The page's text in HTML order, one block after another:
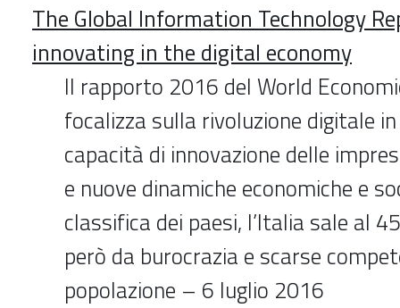
The Global Information Technology
innovating in the digital economy
Il rapporto 2016 del World
focalizza sulla rivoluzione digitale
capacità di innovazione delle
e nuove dinamiche economiche e
classifica dei paesi, l’Italia sale al
però da burocrazia e scarse
popolazione – 6 luglio 2016